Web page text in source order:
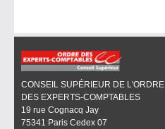
CONSEIL SUPÉRIEUR DE L'ORDRE
DES EXPERTS-COMPTABLES
19 rue Cognacq Jay
75341 Paris Cedex 07